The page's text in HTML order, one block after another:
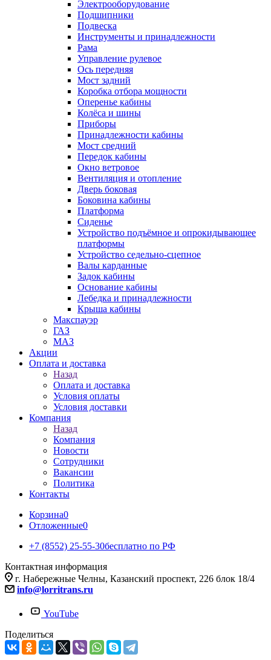
Электрооборудование
Подшипники
Подвеска
Инструменты и принадлежности
Рама
Управление рулевое
Ось передняя
Мост задний
Коробка отбора мощности
Оперенье кабины
Колёса и шины
Приборы
Принадлежности кабины
Мост средний
Передок кабины
Окно ветровое
Вентиляция и отопление
Дверь боковая
Боковина кабины
Платформа
Сиденье
Устройство подъёмное и опрокидывающее
платформы
Устройство седельно-сцепное
Валы карданные
Задок кабины
Основание кабины
Лебедка и принадлежности
Крыша кабины
Макспауэр
ГАЗ
МАЗ
Акции
Оплата и доставка
Назад
Оплата и доставка
Условия оплаты
Условия доставки
Компания
Назад
Компания
Новости
Сотрудники
Вакансии
Политика
Контакты
Корзина0
Отложенные0
+7 (8552) 25-55-30бесплатно по РФ
Контактная информация
г. Набережные Челны, Казанский проспект, 226 блок 18/4
info@lorritrans.ru
YouTube
Поделиться